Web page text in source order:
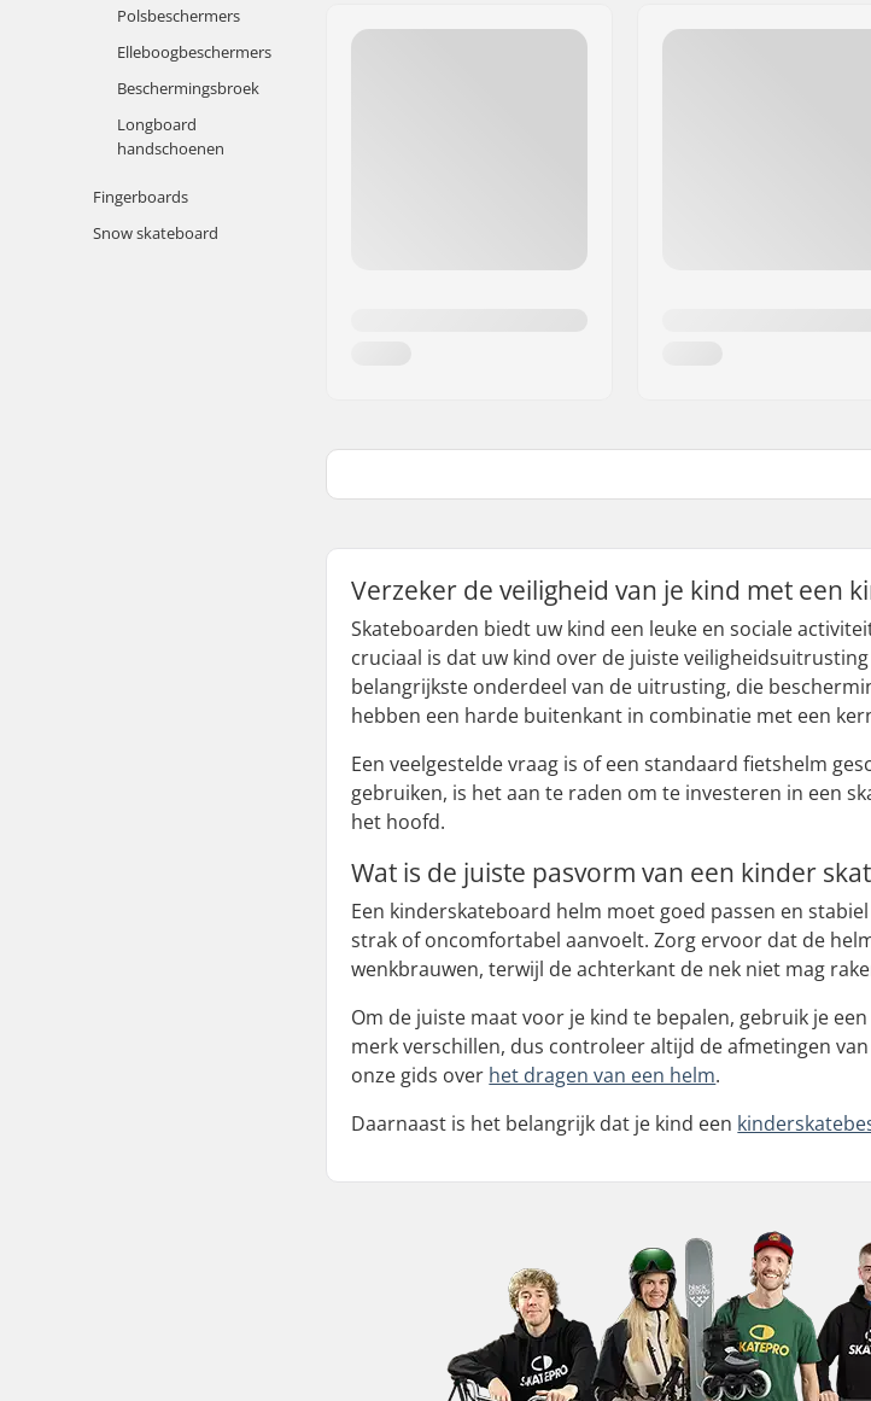
Polsbeschermers
Elleboogbeschermers
Beschermingsbroek
Longboard
handschoenen
Fingerboards
Snow skateboard
Verzeker de veiligheid van je kind met een
Skateboarden biedt uw kind een leuke en sociale
cruciaal is dat uw kind over de juiste
belangrijkste onderdeel van de uitrusting, die
hebben een harde buitenkant in combinatie met een
Een veelgestelde vraag is of een standaard fietshelm
gebruiken, is het aan te raden om te investeren in een
het hoofd.
Wat is de juiste pasvorm van een kinder
Een kinderskateboard helm moet goed passen en
strak of oncomfortabel aanvoelt. Zorg ervoor dat de
wenkbrauwen, terwijl de achterkant de nek niet mag
Om de juiste maat voor je kind te bepalen, gebruik je
merk verschillen, dus controleer altijd de afmetingen
onze gids over het dragen van een helm.
Daarnaast is het belangrijk dat je kind een